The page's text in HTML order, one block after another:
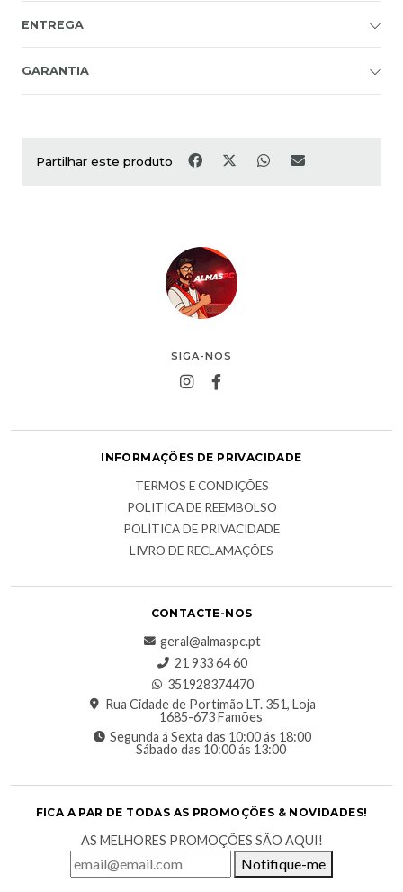
ENTREGA
GARANTIA
Partilhar este produto
SIGA-NOS
INFORMAÇÕES DE PRIVACIDADE
TERMOS E CONDIÇÕES
POLITICA DE REEMBOLSO
POLÍTICA DE PRIVACIDADE
LIVRO DE RECLAMAÇÕES
CONTACTE-NOS
geral@almaspc.pt
21 933 64 60
351928374470
Rua Cidade de Portimão LT. 351, Loja
1685-673 Famões
Segunda á Sexta das 10:00 ás 18:00
Sábado das 10:00 ás 13:00
FICA A PAR DE TODAS AS PROMOÇÕES & NOVIDADES!
AS MELHORES PROMOÇÕES SÃO AQUI!
Notifique-me